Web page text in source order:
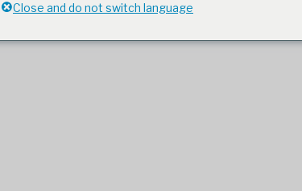
Close and do not switch language